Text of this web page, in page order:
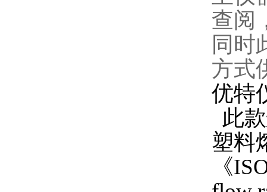
查阅
同时
方式
优特
此款
塑料
《